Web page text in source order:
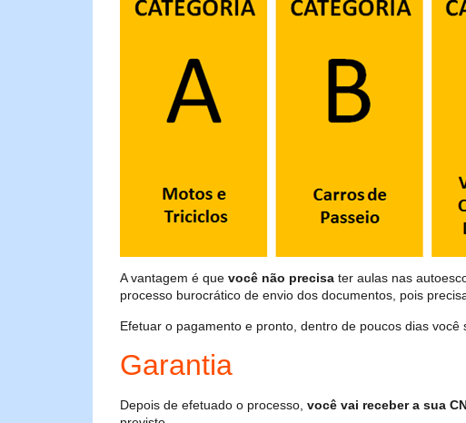
A vantagem é que você não precisa ter aulas nas
processo burocrático de envio dos documentos, pois
Efetuar o pagamento e pronto, dentro de poucos dias
Garantia
Depois de efetuado o processo, você vai receber a sua